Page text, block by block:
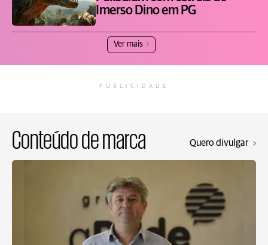
Imerso Dino em PG
Ver mais
PUBLICIDADE
Conteúdo de marca Quero divulgar